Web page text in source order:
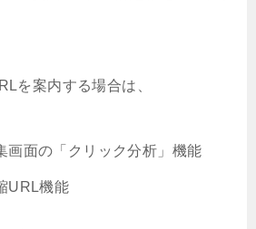
を案内する場合は、
画面の「クリック分析」機能
URL機能